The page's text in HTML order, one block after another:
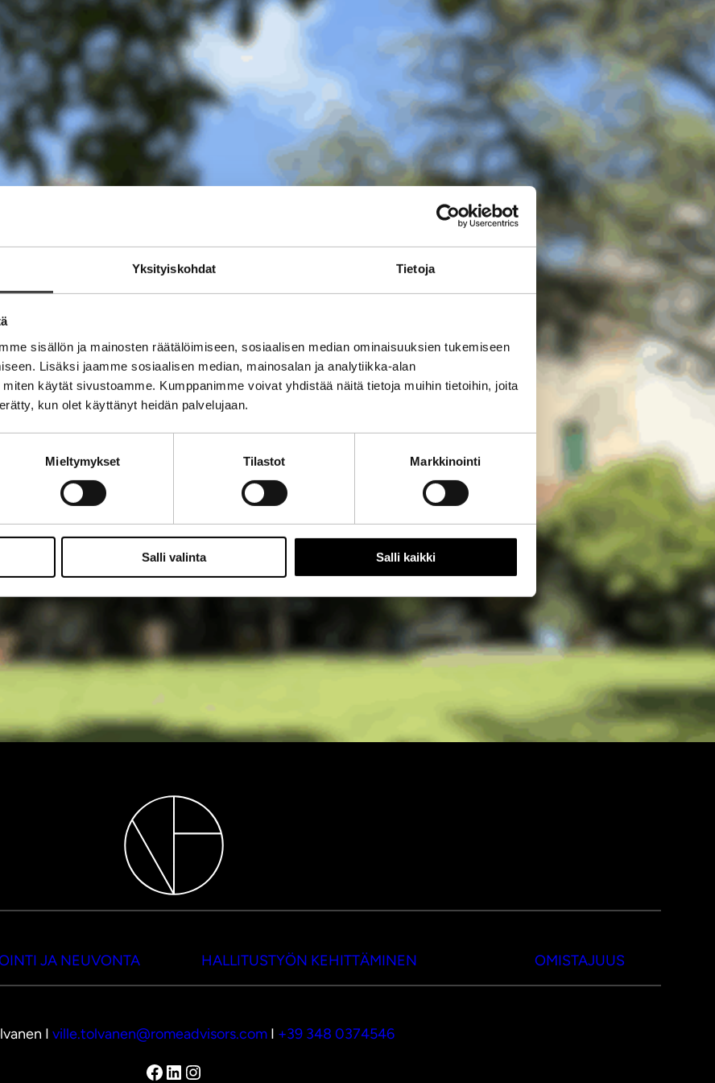
Yksityiskohdat Tietoja
sisällön ja mainosten räätälöimiseen, sosiaalisen median ominaisuuksien tukemiseen
Lisäksi jaamme sosiaalisen median, mainosalan ja analytiikka-alan
käytät sivustoamme. Kumppanimme voivat yhdistää näitä tietoja muihin tietoihin, joita
kun olet käyttänyt heidän palvelujaan.
Mieltymykset Tilastot Markkinointi
Salli valinta Salli kaikki
JA NEUVONTA HALLITUSTYÖN KEHITTÄMINEN OMISTAJUUS
I ville.tolvanen@romeadvisors.comI +39 348 0374546
Facebook
LinkedIn
Instagram